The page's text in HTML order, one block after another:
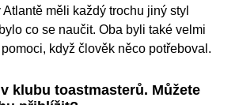
měli každý trochu jiný styl
co se naučit. Oba byli také velmi
když člověk něco potřeboval.
klubu toastmasterů. Můžete